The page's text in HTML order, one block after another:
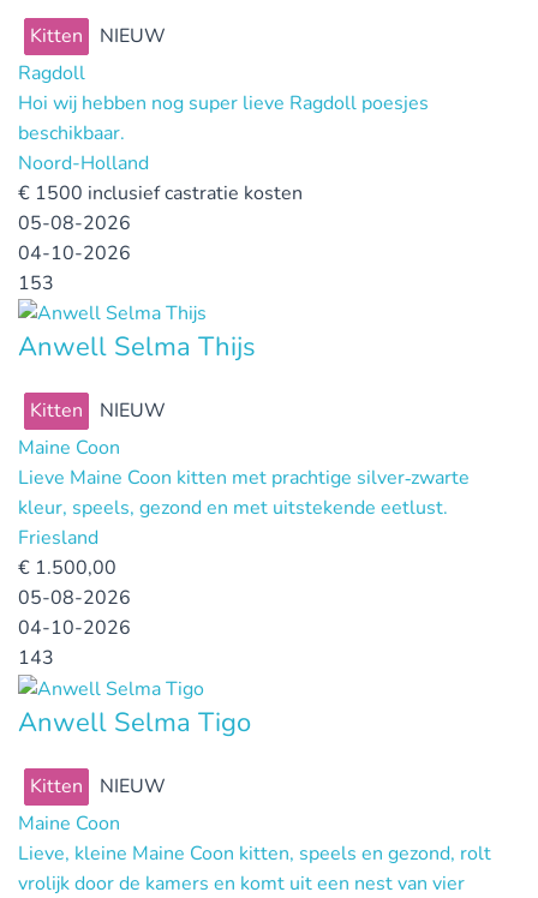
Kitten
NIEUW
Ragdoll
Hoi wij hebben nog super lieve Ragdoll poesjes
beschikbaar.
Noord-Holland
€ 1500 inclusief castratie kosten
05-08-2026
04-10-2026
153
Anwell Selma Thijs
Kitten
NIEUW
Maine Coon
Lieve Maine Coon kitten met prachtige silver‑zwarte
kleur, speels, gezond en met uitstekende eetlust.
Friesland
€ 1.500,00
05-08-2026
04-10-2026
143
Anwell Selma Tigo
Kitten
NIEUW
Maine Coon
Lieve, kleine Maine Coon kitten, speels en gezond, rolt
vrolijk door de kamers en komt uit een nest van vier